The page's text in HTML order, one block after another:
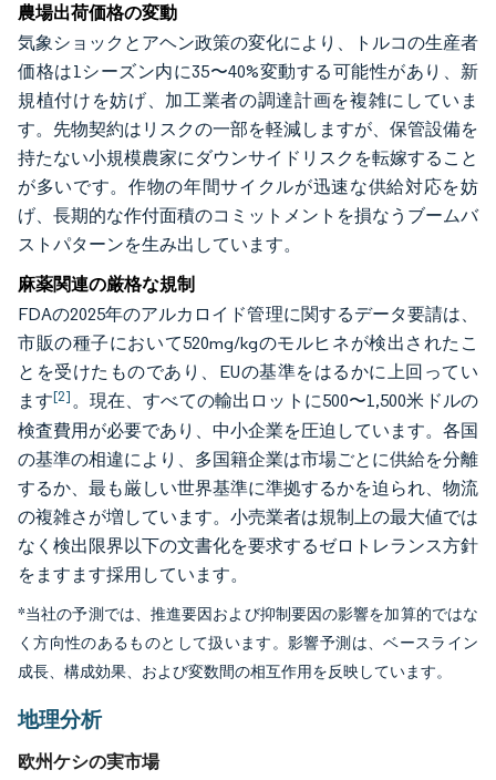
農場出荷価格の変動
気象ショックとアヘン政策の変化により、トルコの生産者
価格は1シーズン内に35〜40%変動する可能性があり、新
規植付けを妨げ、加工業者の調達計画を複雑にしていま
す。先物契約はリスクの一部を軽減しますが、保管設備を
持たない小規模農家にダウンサイドリスクを転嫁すること
が多いです。作物の年間サイクルが迅速な供給対応を妨
げ、長期的な作付面積のコミットメントを損なうブームバ
ストパターンを生み出しています。
麻薬関連の厳格な規制
FDAの2025年のアルカロイド管理に関するデータ要請は、
市販の種子において520mg/kgのモルヒネが検出されたこ
とを受けたものであり、EUの基準をはるかに上回ってい
ます[2]。現在、すべての輸出ロットに500〜1,500米ドルの
検査費用が必要であり、中小企業を圧迫しています。各国
の基準の相違により、多国籍企業は市場ごとに供給を分離
するか、最も厳しい世界基準に準拠するかを迫られ、物流
の複雑さが増しています。小売業者は規制上の最大値では
なく検出限界以下の文書化を要求するゼロトレランス方針
をますます採用しています。
*当社の予測では、推進要因および抑制要因の影響を加算的ではな
く方向性のあるものとして扱います。影響予測は、ベースライン
成長、構成効果、および変数間の相互作用を反映しています。
地理分析
欧州ケシの実市場